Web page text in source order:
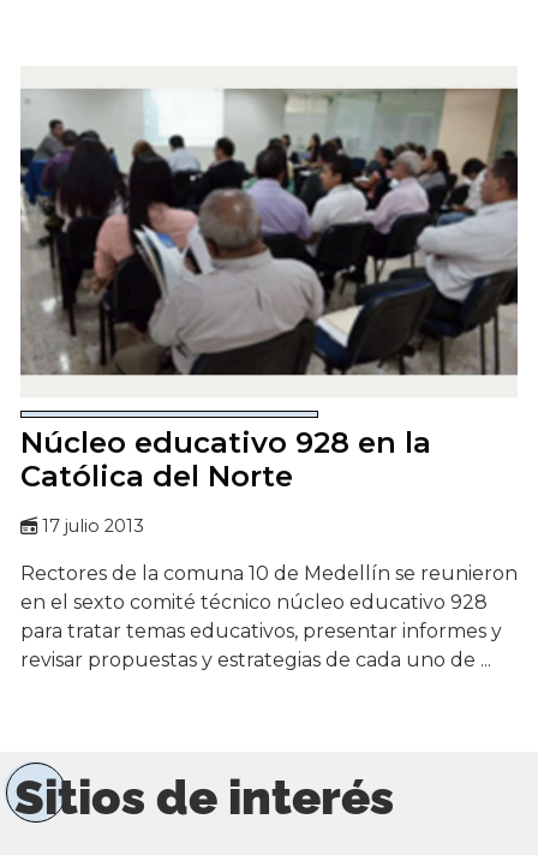
Núcleo educativo 928 en la
Católica del Norte
17 julio 2013
Rectores de la comuna 10 de Medellín se reunieron
en el sexto comité técnico núcleo educativo 928
para tratar temas educativos, presentar informes y
revisar propuestas y estrategias de cada uno de ...
Sitios de interés